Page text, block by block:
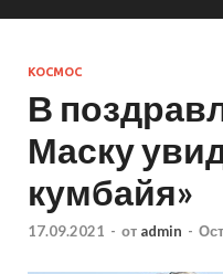
КОСМОС
В
Маску
кумбайя»
17.09.2021 - от admin -